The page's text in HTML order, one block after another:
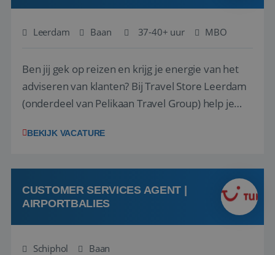
Leerdam Baan 37-40+ uur MBO
Ben jij gek op reizen en krijg je energie van het
adviseren van klanten? Bij Travel Store Leerdam
(onderdeel van Pelikaan Travel Group) help je
vinden. Samen maken we van elke reis een
hebt in de reisbranche of j...
BEKIJK VACATURE
CUSTOMER SERVICES AGENT |
AIRPORTBALIES
Schiphol Baan